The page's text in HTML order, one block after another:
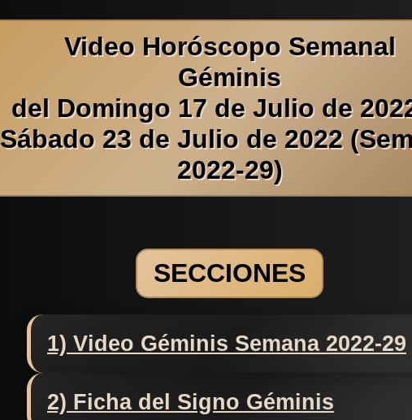
Video Horóscopo Semanal
Géminis
del Domingo 17 de Julio de
Sábado 23 de Julio de 2022
2022-29)
SECCIONES
1) Video Géminis Semana 2022-29
2) Ficha del Signo Géminis